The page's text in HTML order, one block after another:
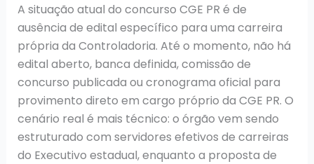
A situação atual do concurso CGE PR é de
ausência de edital específico para uma carreira
própria da Controladoria. Até o momento, não há
edital aberto, banca definida, comissão de
concurso publicada ou cronograma oficial para
provimento direto em cargo próprio da CGE PR. O
cenário real é mais técnico: o órgão vem sendo
estruturado com servidores efetivos de carreiras
do Executivo estadual, enquanto a proposta de